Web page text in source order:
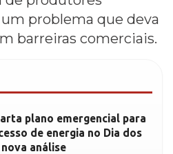
problema que deva
barreiras comerciais.
plano emergencial para
de energia no Dia dos
análise